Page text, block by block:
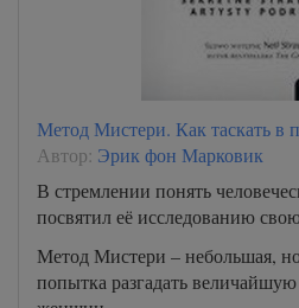
Метод Мистери. Как таскать в
Автор: Эрик фон Марковик
В стремлении понять
посвятил её исследованию
Метод Мистери – небольшая,
попытка разгадать